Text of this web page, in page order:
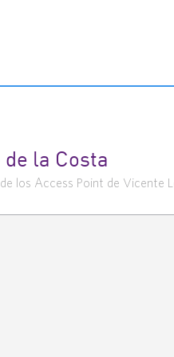
la Costa
los Access Point de Vicente